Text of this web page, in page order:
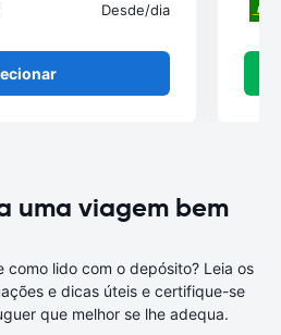
Desde/dia
uma viagem bem
como lido com o depósito? Leia os
e dicas úteis e certifique-se
que melhor se lhe adequa.